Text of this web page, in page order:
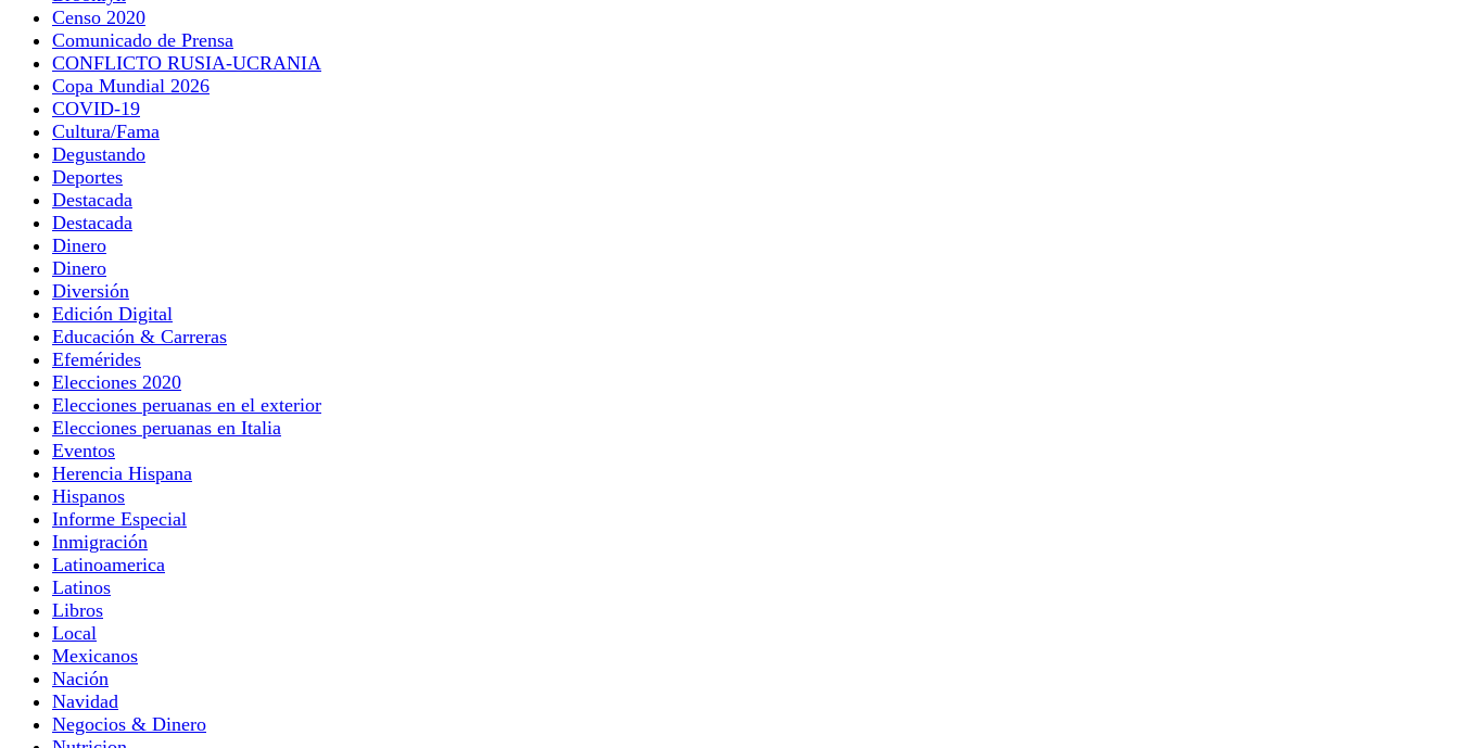
Censo 2020
Comunicado de Prensa
CONFLICTO RUSIA-UCRANIA
Copa Mundial 2026
COVID-19
Cultura/Fama
Degustando
Deportes
Destacada
Destacada
Dinero
Dinero
Diversión
Edición Digital
Educación & Carreras
Efemérides
Elecciones 2020
Elecciones peruanas en el exterior
Elecciones peruanas en Italia
Eventos
Herencia Hispana
Hispanos
Informe Especial
Inmigración
Latinoamerica
Latinos
Libros
Local
Mexicanos
Nación
Navidad
Negocios & Dinero